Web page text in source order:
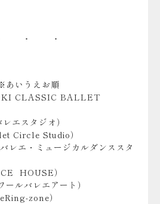
あいうえお順
CLASSIC BALLET
エスタジオ）
Circle Studio）
レエ・ミュージカルダンススタ
HOUSE）
バレエアート）
zone）